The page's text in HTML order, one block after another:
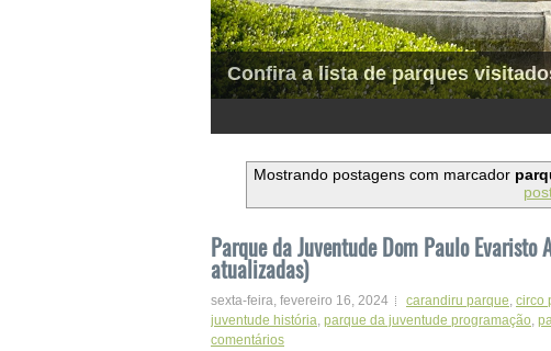
Confira a lista de parques
Mostrando postagens com marcador
Parque da Juventude Dom Paulo
atualizadas)
sexta-feira, fevereiro 16, 2024 carandiru parque circo
juventude história parque da juventude programação
comentários